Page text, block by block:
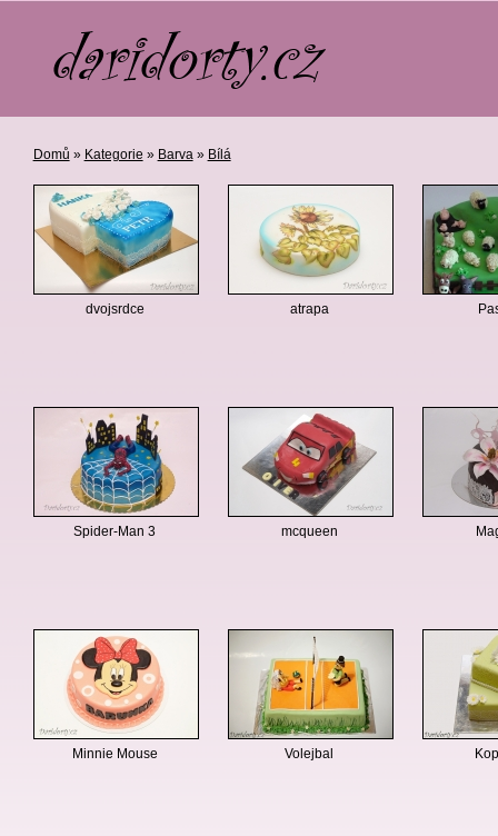
Domů » Kategorie » Barva» Bílá
dvojsrdce atrapa
Spider-Man 3 mcqueen
Minnie Mouse Volejbal